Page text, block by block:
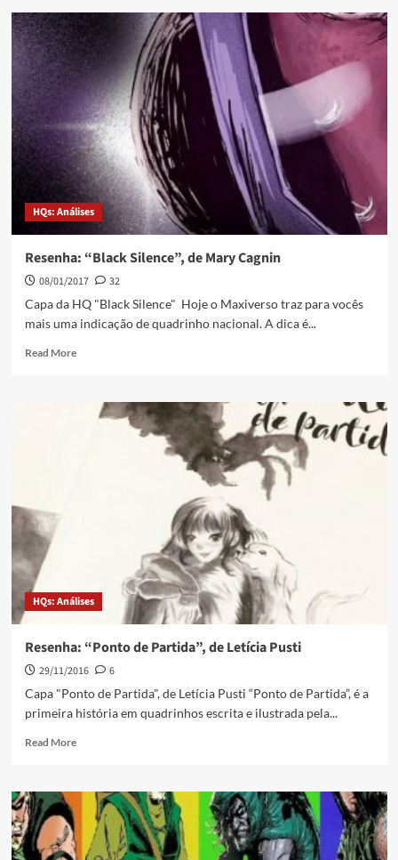
HQs: Análises
Resenha: “Black Silence”, de Mary Cagnin
08/01/2017
32
Capa da HQ "Black Silence" Hoje o Maxiverso traz para vocês
mais uma indicação de quadrinho nacional. A dica é...
Read More
HQs: Análises
Resenha: “Ponto de Partida”, de Letícia Pusti
29/11/2016
6
Capa "Ponto de Partida", de Letícia Pusti “Ponto de Partida”, é a
primeira história em quadrinhos escrita e ilustrada pela...
Read More